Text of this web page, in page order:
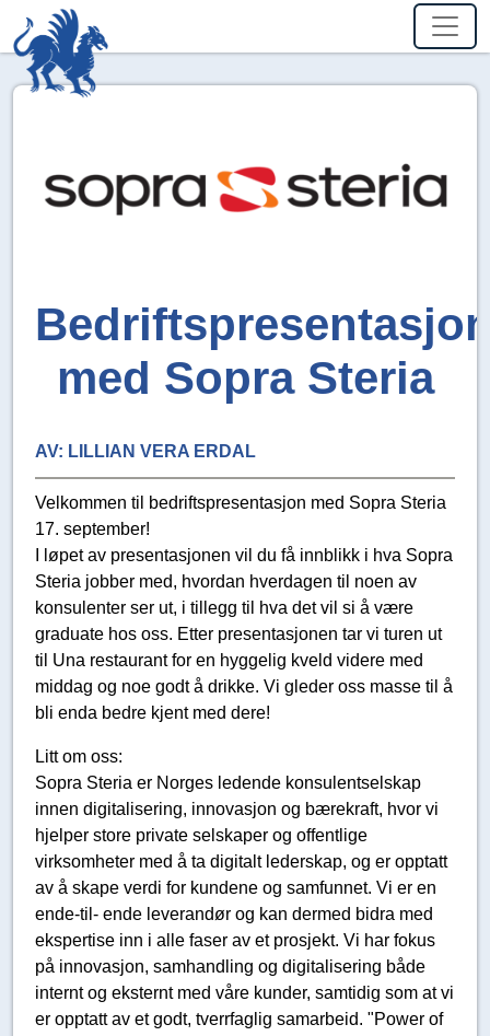
med Sopra Steria
AV: LILLIAN VERA ERDAL
Velkommen til bedriftspresentasjon med Sopra Steria
17. september!
I løpet av presentasjonen vil du få innblikk i hva Sopra
Steria jobber med, hvordan hverdagen til noen av
konsulenter ser ut, i tillegg til hva det vil si å være
graduate hos oss. Etter presentasjonen tar vi turen ut
til Una restaurant for en hyggelig kveld videre med
middag og noe godt å drikke. Vi gleder oss masse til å
bli enda bedre kjent med dere!
Litt om oss:
Sopra Steria er Norges ledende konsulentselskap
innen digitalisering, innovasjon og bærekraft, hvor vi
hjelper store private selskaper og offentlige
virksomheter med å ta digitalt lederskap, og er opptatt
av å skape verdi for kundene og samfunnet. Vi er en
ende-til- ende leverandør og kan dermed bidra med
ekspertise inn i alle faser av et prosjekt. Vi har fokus
på innovasjon, samhandling og digitalisering både
internt og eksternt med våre kunder, samtidig som at vi
er opptatt av et godt, tverrfaglig samarbeid. "Power of